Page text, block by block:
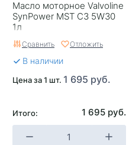
Масло моторное Valvoline
SynPower MST C3 5W30
1л
Сравнить Отложить
В наличии
Цена за 1 шт. 1 695 руб.
Итого: 1 695 руб.